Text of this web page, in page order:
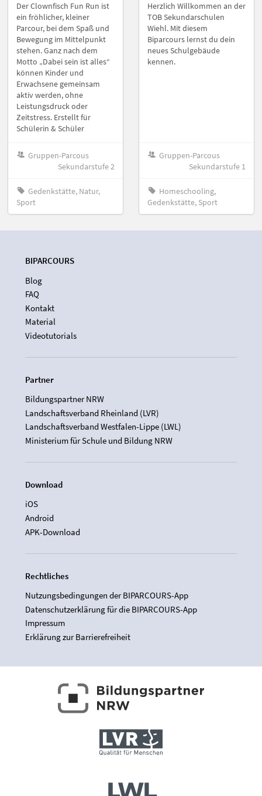
Der Clownfisch Fun Run ist
ein fröhlicher, kleiner
Parcour, bei dem Spaß und
Bewegung im Mittelpunkt
stehen. Ganz nach dem
Motto „Dabei sein ist alles“
können Kinder und
Erwachsene gemeinsam
aktiv werden, ohne
Leistungsdruck oder
Zeitstress. Erstellt für
Schülerin & Schüler
Gruppen-Parcous
Sekundarstufe 2
Gedenkstätte, Natur,
Sport
Herzlich Willkommen an der
TOB Sekundarschulen
Wiehl. Mit diesem
Biparcours lernst du dein
neues Schulgebäude
kennen.
Gruppen-Parcous
Sekundarstufe 1
Homeschooling,
Gedenkstätte, Sport
BIPARCOURS
Blog
FAQ
Kontakt
Material
Videotutorials
Partner
Bildungspartner NRW
Landschaftsverband Rheinland (LVR)
Landschaftsverband Westfalen-Lippe (LWL)
Ministerium für Schule und Bildung NRW
Download
iOS
Android
APK-Download
Rechtliches
Nutzungsbedingungen der BIPARCOURS-App
Datenschutzerklärung für die BIPARCOURS-App
Impressum
Erklärung zur Barrierefreiheit